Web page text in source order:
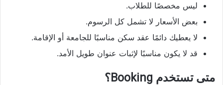
ليس مخصصًا للطلاب.
بعض الأسعار لا تشمل كل الرسوم.
لا يعطيك دائمًا عقد سكن مناسبًا للجامعة أو الإقامة.
قد لا يكون مناسبًا لإثبات عنوان طويل الأمد.
متى تستخدم Booking؟